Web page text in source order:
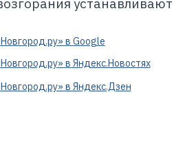
в Google
в Яндекс.Новостях
в Яндекс.Дзен